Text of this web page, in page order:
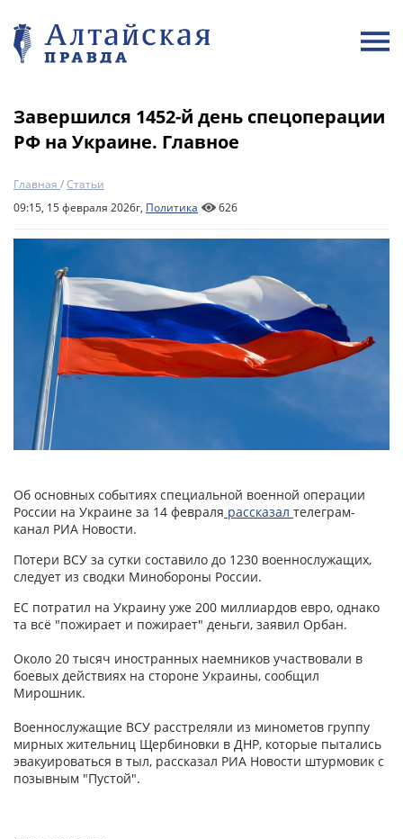
Завершился 1452-й день спецоперации
РФ на Украине. Главное
Главная /Статьи
09:15, 15 февраля 2026г, Политика 626
Об основных событиях специальной военной операции
России на Украине за 14 февраля рассказал телеграм-
канал РИА Новости.
Потери ВСУ за сутки составило до 1230 военнослужащих,
следует из сводки Минобороны России.
ЕС потратил на Украину уже 200 миллиардов евро, однако
та всё "пожирает и пожирает" деньги, заявил Орбан.
Около 20 тысяч иностранных наемников участвовали в
боевых действиях на стороне Украины, сообщил
Мирошник.
Военнослужащие ВСУ расстреляли из минометов группу
мирных жительниц Щербиновки в ДНР, которые пытались
эвакуироваться в тыл, рассказал РИА Новости штурмовик с
позывным "Пустой".